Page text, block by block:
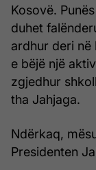
Kosovë.
duhet
ardhur deri në
e bëjë një
zgjedhur
tha Jahjaga.
Ndërkaq,
Presidenten